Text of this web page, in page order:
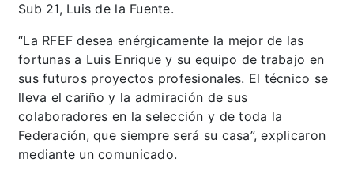
Sub 21, Luis de la Fuente.
“La RFEF desea enérgicamente la mejor de las
fortunas a Luis Enrique y su equipo de trabajo en
sus futuros proyectos profesionales. El técnico se
lleva el cariño y la admiración de sus
colaboradores en la selección y de toda la
Federación, que siempre será su casa”, explicaron
mediante un comunicado.